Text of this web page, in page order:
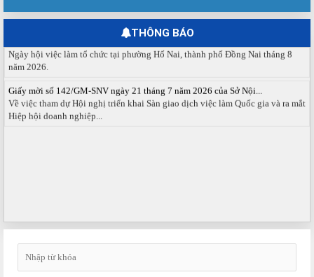
THÔNG BÁO
tháng 08 năm 2026.
Ngày hội việc làm phường Hố Nai tháng 8 năm 2026
Ngày hội việc làm tổ chức tại phường Hố Nai, thành phố Đồng Nai tháng 8
năm 2026.
Về việc tham dự Hội nghị triển khai Sàn giao dịch việc làm Quốc gia và ra mắt
Hiệp hội doanh nghiệp...